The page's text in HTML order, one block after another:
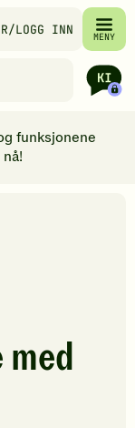
/LOGG INN MENY
funksjonene